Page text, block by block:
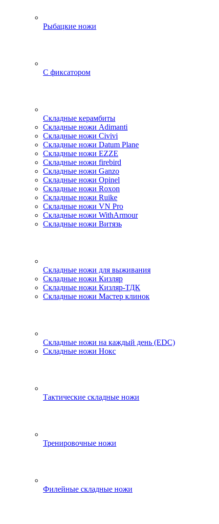
Рыбацкие ножи
С фиксатором
Складные керамбиты
Складные ножи Adimanti
Складные ножи Civivi
Складные ножи Datum Plane
Складные ножи EZZE
Складные ножи firebird
Складные ножи Ganzo
Складные ножи Opinel
Складные ножи Roxon
Складные ножи Ruike
Складные ножи VN Pro
Складные ножи WithArmour
Складные ножи Витязь
Складные ножи для выживания
Складные ножи Кизляр
Складные ножи Кизляр-ТДК
Складные ножи Мастер клинок
Складные ножи на каждый день (EDC)
Складные ножи Нокс
Тактические складные ножи
Тренировочные ножи
Филейные складные ножи